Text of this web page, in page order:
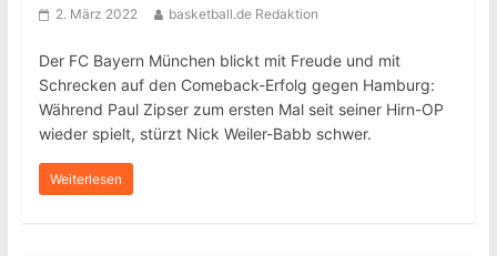
2. März 2022 basketball.de Redaktion
Der FC Bayern München blickt mit Freude und mit
Schrecken auf den Comeback-Erfolg gegen Hamburg:
Während Paul Zipser zum ersten Mal seit seiner Hirn-OP
wieder spielt, stürzt Nick Weiler-Babb schwer.
Weiterlesen